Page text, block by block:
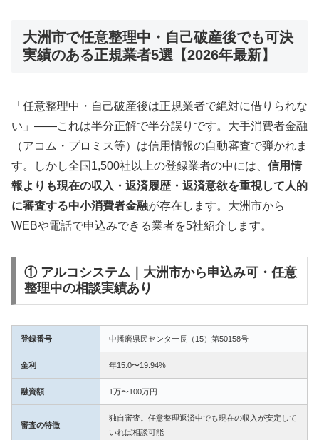
大洲市で任意整理中・自己破産後でも可決
実績のある正規業者5選【2026年最新】
「任意整理中・自己破産後は正規業者で絶対に借りられな
い」——これは半分正解で半分誤りです。大手消費者金融
（アコム・プロミス等）は信用情報の自動審査で弾かれま
す。しかし全国1,500社以上の登録業者の中には、 信用情
報よりも現在の収入・返済履歴・返済意欲を重視して人的
に審査する中小消費者金融が存在します。大洲市から
WEBや電話で申込みできる業者を5社紹介します。
① アルコシステム｜大洲市から申込み可・任意
整理中の相談実績あり
登録番号 中播磨県民センター長（15）第50158号
金利 年15.0〜19.94%
融資額 1万〜100万円
審査の特徴
独自審査。任意整理返済中でも現在の収入が安定して
いれば相談可能